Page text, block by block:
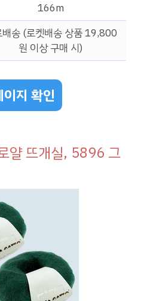
166m
배송 (로켓배송 상품 19,800
원 이상 구매 시)
지 확인
얄 뜨개실, 5896 그